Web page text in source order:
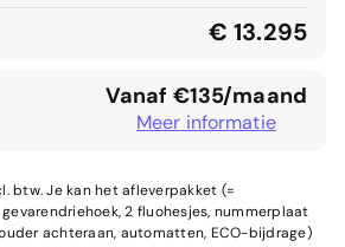
€ 13.295
Vanaf €135/maand
Meer informatie
btw. Je kan het afleverpakket (=
2 fluohesjes, nummerplaat
achteraan, automatten, ECO-bijdrage)